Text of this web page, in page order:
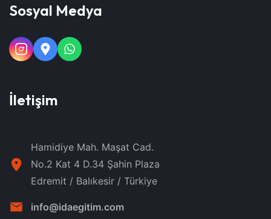
Sosyal Medya
İletişim
Hamidiye Mah. Maşat Cad.
No.2 Kat 4 D.34 Şahin Plaza
Edremit / Balıkesir / Türkiye
info@idaegitim.com